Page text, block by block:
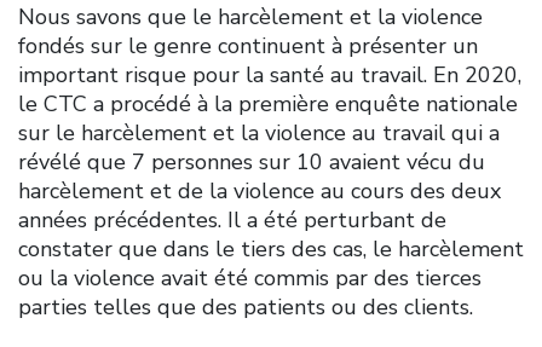
Nous savons que le harcèlement et la violence
fondés sur le genre continuent à présenter un
important risque pour la santé au travail. En 2020,
le CTC a procédé à la première enquête nationale
sur le harcèlement et la violence au travail qui a
révélé que 7 personnes sur 10 avaient vécu du
harcèlement et de la violence au cours des deux
années précédentes. Il a été perturbant de
constater que dans le tiers des cas, le harcèlement
ou la violence avait été commis par des tierces
parties telles que des patients ou des clients.